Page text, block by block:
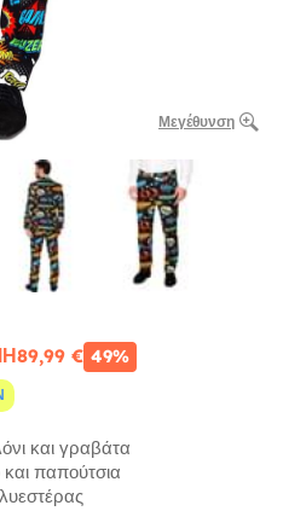
Μεγέθυνση
89,99 € 49%
και γραβάτα
παπούτσια